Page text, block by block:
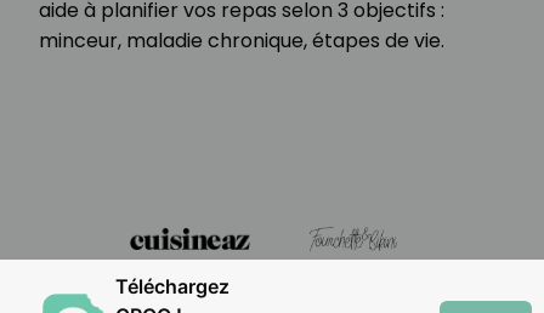
aide à planifier vos repas selon 3 objectifs :
minceur, maladie chronique, étapes de vie.
Téléchargez